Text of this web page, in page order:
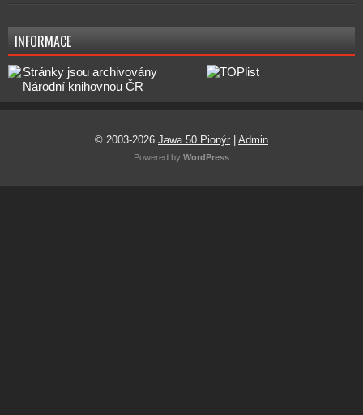
INFORMACE
© 2003-2026 Jawa 50 Pionýr Admin
Powered by WordPress